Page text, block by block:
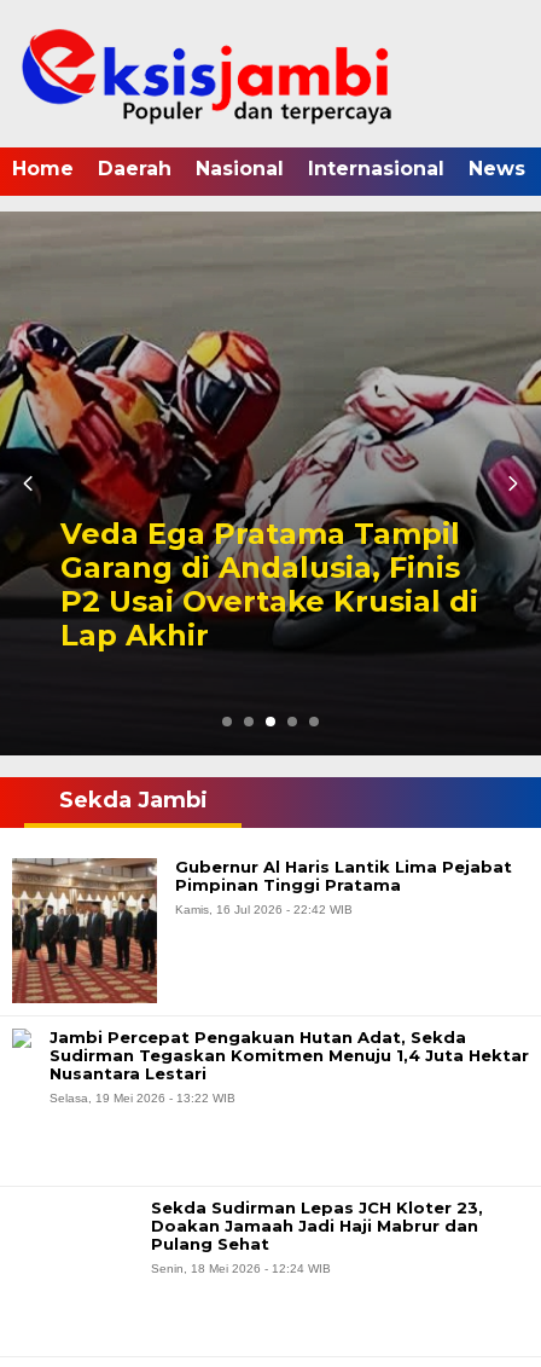
Home Daerah Nasional Internasional News
Veda Ega Pratama Tampil
Garang di Andalusia, Finis
P2 Usai Overtake Krusial di
Lap Akhir
Sekda Jambi
Gubernur Al Haris Lantik Lima Pejabat
Pimpinan Tinggi Pratama
Kamis, 16 Jul 2026 - 22:42 WIB
Jambi Percepat Pengakuan Hutan Adat, Sekda
Sudirman Tegaskan Komitmen Menuju 1,4 Juta Hektar
Nusantara Lestari
Selasa, 19 Mei 2026 - 13:22 WIB
Sekda Sudirman Lepas JCH Kloter 23,
Doakan Jamaah Jadi Haji Mabrur dan
Pulang Sehat
Senin, 18 Mei 2026 - 12:24 WIB